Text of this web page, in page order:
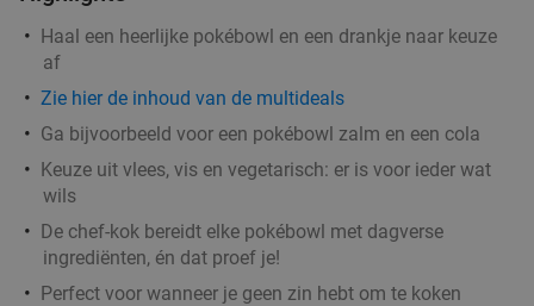
43%
Arnhem
Di Wo Do Vr
Za
Restaurant GIGI Arnhem
9.0
Arnhem 20 min.
Verkocht: 100
Haal een heerlijke pokébowl en een drankje naar keuze
af
Zie hier de inhoud van de multideals
Ga bijvoorbeeld voor een pokébowl zalm en een cola
Keuze uit vlees, vis en vegetarisch: er is voor ieder wat
wils
De chef-kok bereidt elke pokébowl met dagverse
ingrediënten, én dat proef je!
Perfect voor wanneer je geen zin hebt om te koken